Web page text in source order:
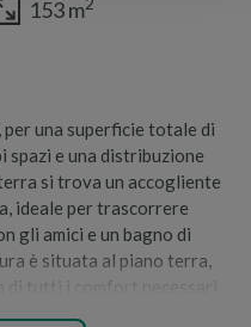
153 m2
per una superficie totale di
e una distribuzione
si trova un accogliente
ideale per trascorrere
gli amici e un bagno di
è situata al piano terra,
di tutti i comfort necessari